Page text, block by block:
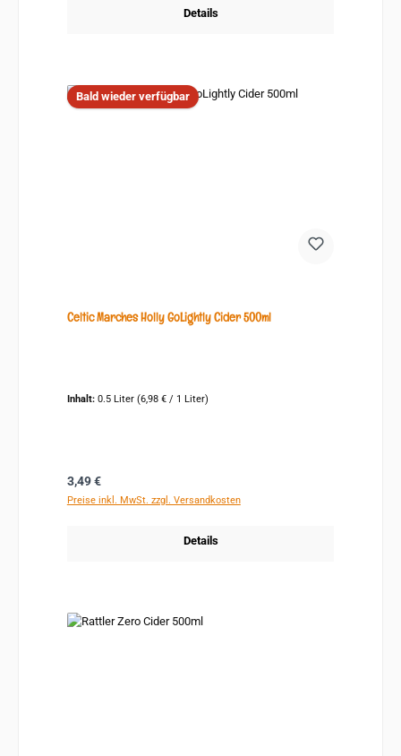
Details
Bald wieder verfügbar
Celtic Marches Holly GoLightly Cider 500ml
Inhalt: 0.5 Liter (6,98 € / 1 Liter)
Regulärer Preis:
3,49 €
Preise inkl. MwSt. zzgl. Versandkosten
Details